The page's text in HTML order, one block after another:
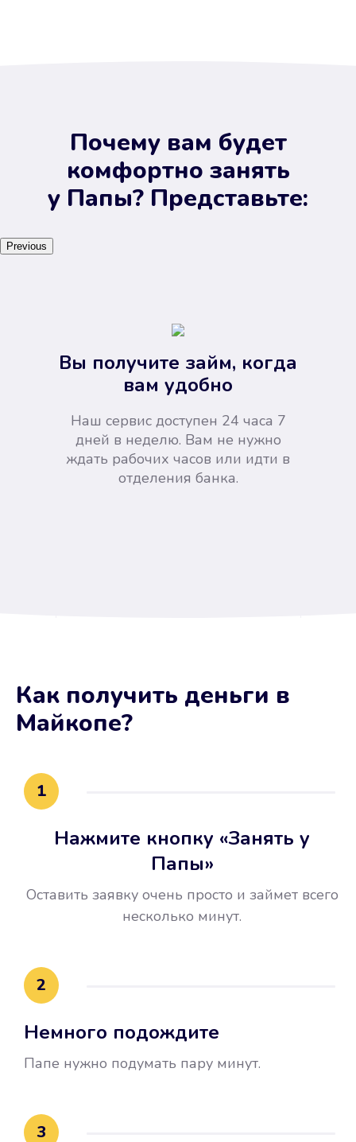
Почему вам будет
комфортно занять
у Папы? Представьте:
Previous
Вы получите займ, когда
вам удобно
Наш сервис доступен 24 часа 7
дней в неделю. Вам не нужно
ждать рабочих часов или идти в
отделения банка.
Не потребовались справки, залоги
и поручители. Папа вам доверяет.
воспользовались бесплатной
это открыло новые возможности в
Как получить деньги в
Майкопе?
1
Нажмите кнопку «Занять у
Папы»
Оставить заявку очень просто и займет всего
несколько минут.
2
Немного подождите
Папе нужно подумать пару минут.
3